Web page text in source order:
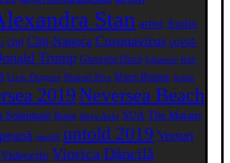
Stan artist Audio
cluj Cluj-Napoca Coronavirus covid-
Trump Gheorghe Dincă Iohannis Iran
Liviu Dragnea Manuel Riva Marea Britanie music
2019Neversea Beach
Soleimani Rusia Steve Aoki SUA The Motans
untold untold 2019 Versuri
Videoclip Viorica Dăncilă